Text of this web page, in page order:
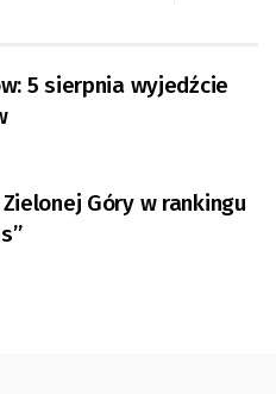
5 sierpnia wyjedźcie
Góry w rankingu